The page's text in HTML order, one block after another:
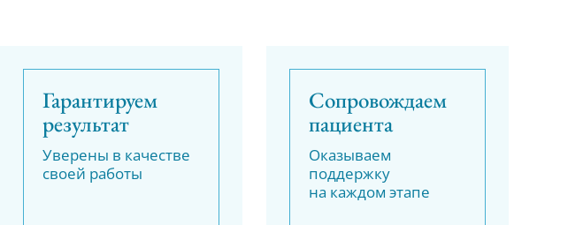
Гарантируем
результат
Уверены в качестве
своей работы
Сопровождаем
пациента
Оказываем
поддержку
на каждом этапе